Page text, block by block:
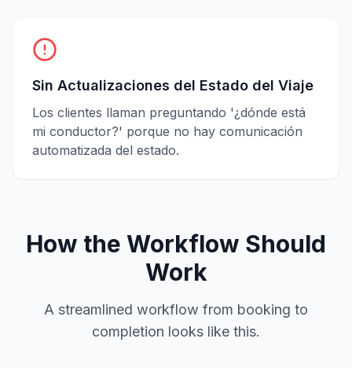
Sin Actualizaciones del Estado del Viaje
Los clientes llaman preguntando '¿dónde está
mi conductor?' porque no hay comunicación
automatizada del estado.
How the Workflow Should
Work
A streamlined workflow from booking to
completion looks like this.